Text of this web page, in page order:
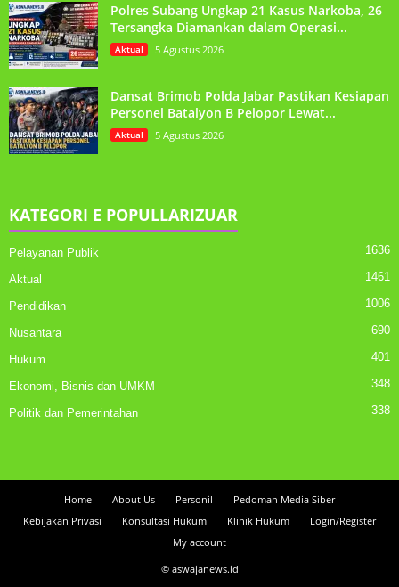
Polres Subang Ungkap 21 Kasus Narkoba, 26
Tersangka Diamankan dalam Operasi...
Aktual 5 Agustus 2026
Dansat Brimob Polda Jabar Pastikan Kesiapan
Personel Batalyon B Pelopor Lewat...
Aktual 5 Agustus 2026
KATEGORI E POPULLARIZUAR
Pelayanan Publik 1636
Aktual 1461
Pendidikan 1006
Nusantara 690
Hukum 401
Ekonomi, Bisnis dan UMKM 348
Politik dan Pemerintahan 338
Home About Us Personil
Pedoman Media Siber
Kebijakan Privasi
Konsultasi Hukum Klinik Hukum
Login/Register
My account
© aswajanews.id